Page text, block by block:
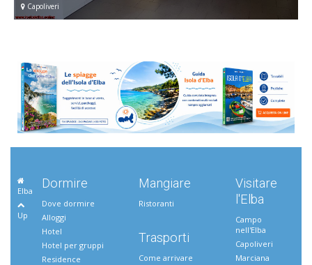
Capoliveri
Elba
Up
Dormire
Dove dormire
Alloggi
Hotel
Hotel per gruppi
Residence
Mangiare
Ristoranti
Trasporti
Come arrivare
Visitare
l'Elba
Campo
nell'Elba
Capoliveri
Marciana